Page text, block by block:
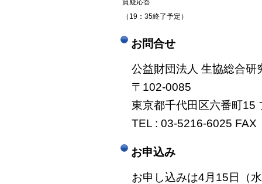
（19：35終了予定）
お問合せ
公益財団法人 生協総合
〒102-0085
東京都千代田区六番町15
TEL : 03-5216-6025
お申込み
お申し込みは4月15日（